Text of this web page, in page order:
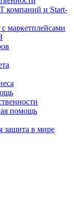
компаний и Start-
маркетплейсами
помощь
в мире